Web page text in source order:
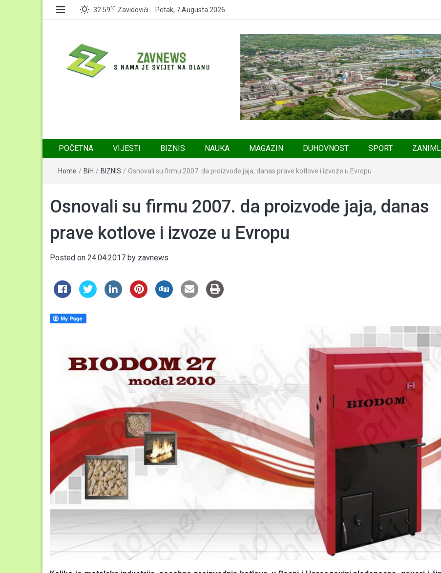
32.59℃ Zavidovići Petak, 7 Augusta 2026
POČETNA VIJESTI BIZNIS NAUKA MAGAZIN DUHOVNOST SPORT
Home / BiH / BIZNIS / Osnovali su firmu 2007. da proizvode jaja, danas prave kotlove i izvoze u Evropu
Osnovali su firmu 2007. da proizvode jaja, danas
prave kotlove i izvoze u Evropu
Posted on 24.04.2017 by zavnews